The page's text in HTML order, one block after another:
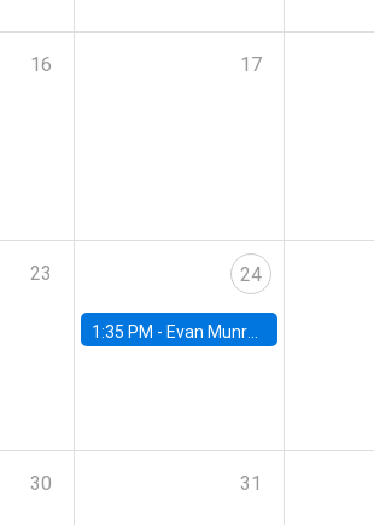
16 17
23 24
1:35 PM - Evan Munro, Neyman Visiting Assistant Professor in the Department of Statistics at UC Berkeley
30 31